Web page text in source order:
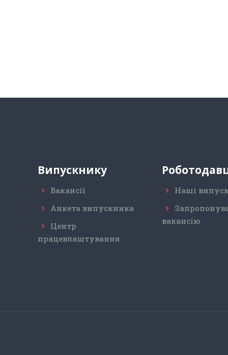
Випускнику
Вакансії
Анкета випускника
Центр
працевлаштування
Наші
вакансію